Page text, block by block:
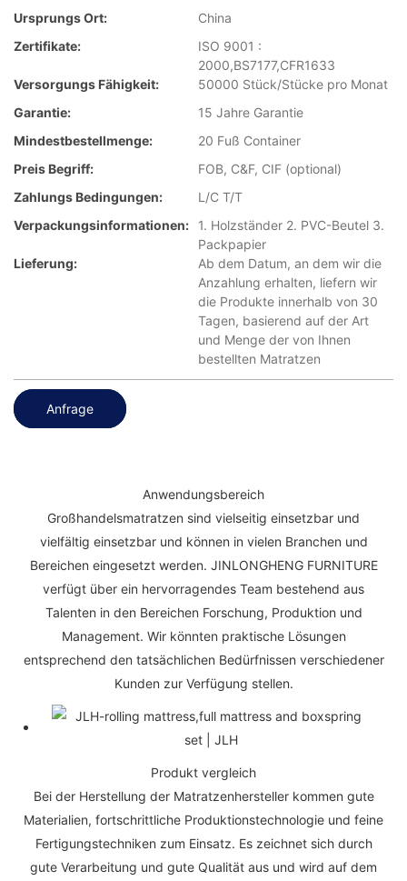
Ursprungs Ort:
China
Zertifikate:
ISO 9001 :
2000,BS7177,CFR1633
Versorgungs Fähigkeit:
50000 Stück/Stücke pro Monat
Garantie:
15 Jahre Garantie
Mindestbestellmenge:
20 Fuß Container
Preis Begriff:
FOB, C&F, CIF (optional)
Zahlungs Bedingungen:
L/C T/T
Verpackungsinformationen:
1. Holzständer 2. PVC-Beutel 3.
Packpapier
Lieferung:
Ab dem Datum, an dem wir die
Anzahlung erhalten, liefern wir
die Produkte innerhalb von 30
Tagen, basierend auf der Art
und Menge der von Ihnen
bestellten Matratzen
Anfrage
Anwendungsbereich
Großhandelsmatratzen sind vielseitig einsetzbar und
vielfältig einsetzbar und können in vielen Branchen und
Bereichen eingesetzt werden. JINLONGHENG FURNITURE
verfügt über ein hervorragendes Team bestehend aus
Talenten in den Bereichen Forschung, Produktion und
Management. Wir könnten praktische Lösungen
entsprechend den tatsächlichen Bedürfnissen verschiedener
Kunden zur Verfügung stellen.
Produkt vergleich
Bei der Herstellung der Matratzenhersteller kommen gute
Materialien, fortschrittliche Produktionstechnologie und feine
Fertigungstechniken zum Einsatz. Es zeichnet sich durch
gute Verarbeitung und gute Qualität aus und wird auf dem